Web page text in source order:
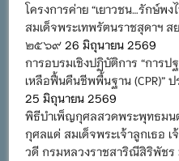
โครงการค่าย “เยาวชน…รักษ์พ
สมเด็จพระเทพรัตนราชสุดาฯ ส
๒๕๖๙ 26 มิถุนายน 2569
การอบรมเชิงปฏิบัติการ “การป
เหลือฟื้นคืนชีพพื้นฐาน (CPR)”
25 มิถุนายน 2569
พิธีบำเพ็ญกุศลสวดพระพุทธมน
กุศลแด่ สมเด็จพระเจ้าลูกเธอ
วดี กรมหลวงราชสาริณีสิริพัชร